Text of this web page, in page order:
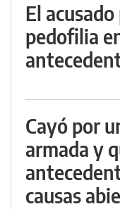
El
pedofilia
Cayó por
armada y
causas